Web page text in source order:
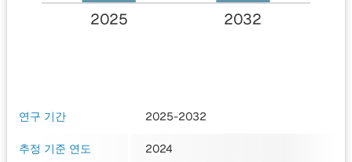
2025 2032
연구 기간 2025-2032
추정 기준 연도 2024